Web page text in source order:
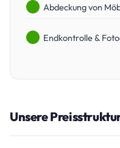
Abdeckung von
Endkontrolle &
Unsere